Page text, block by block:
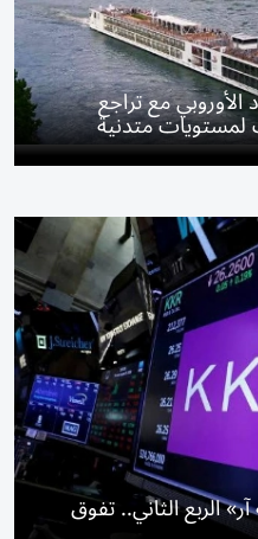
مع تراجع
لمستويات متدنية
آر» الربع الثاني.. تفوق